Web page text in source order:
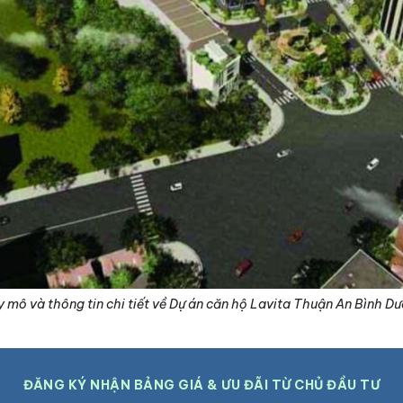
mô và thông tin chi tiết về Dự án căn hộ Lavita Thuận An Bình
ĐĂNG KÝ NHẬN BẢNG GIÁ & ƯU ĐÃI TỪ CHỦ ĐẦU TƯ